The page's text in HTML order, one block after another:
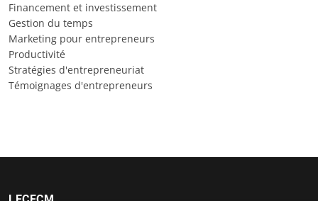
Financement et investissement
Gestion du temps
Marketing pour entrepreneurs
Productivité
Stratégies d'entrepreneuriat
Témoignages d'entrepreneurs